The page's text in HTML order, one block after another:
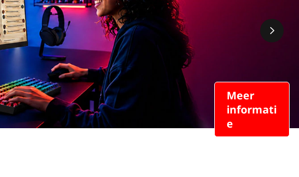
Meer
informati
e